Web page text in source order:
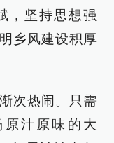
，坚持思想强
乡风建设积厚
次热闹。只需
汁原味的大